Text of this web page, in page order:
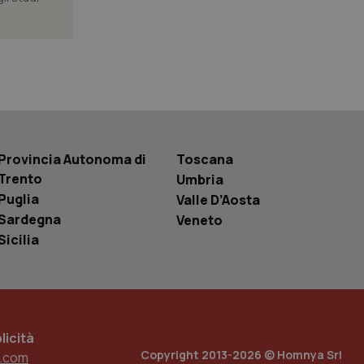
Autonoma di
Toscana
Umbria
Valle D’Aosta
Veneto
Copyright 2013-2026 © Homnya Srl
del sito web sta
di
tenere traccia
la gestione
per abilitare il